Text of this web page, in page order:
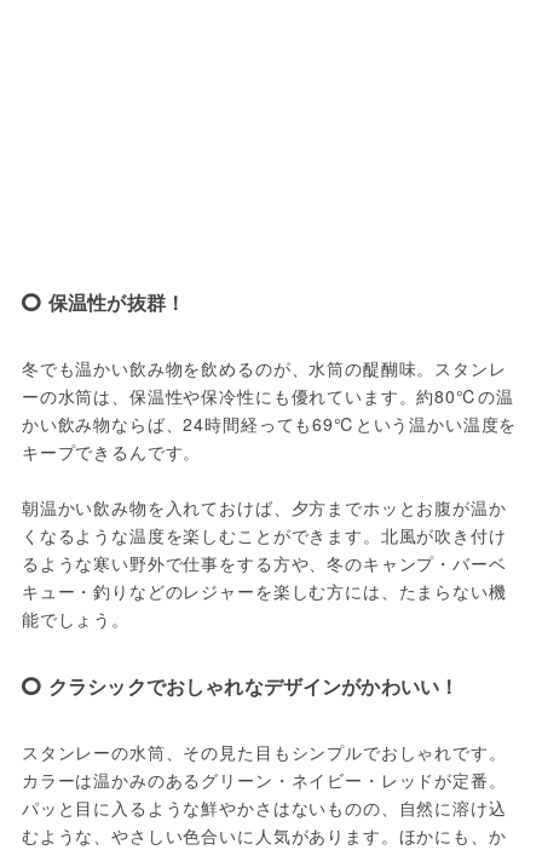
保温性が抜群！
冬でも温かい飲み物を飲めるのが、水筒の醍醐味。スタンレ
ーの水筒は、保温性や保冷性にも優れています。約80℃の温
かい飲み物ならば、24時間経っても69℃という温かい温度を
キープできるんです。
朝温かい飲み物を入れておけば、夕方までホッとお腹が温か
くなるような温度を楽しむことができます。北風が吹き付け
るような寒い野外で仕事をする方や、冬のキャンプ・バーベ
キュー・釣りなどのレジャーを楽しむ方には、たまらない機
能でしょう。
クラシックでおしゃれなデザインがかわいい！
スタンレーの水筒、その見た目もシンプルでおしゃれです。
カラーは温かみのあるグリーン・ネイビー・レッドが定番。
パッと目に入るような鮮やかさはないものの、自然に溶け込
むような、やさしい色合いに人気があります。ほかにも、か